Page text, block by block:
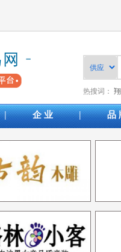
热搜词：
| 企 业 | 品